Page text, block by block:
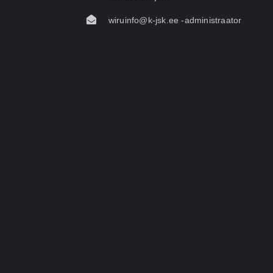
wiruinfo@k-jsk.ee -administraator